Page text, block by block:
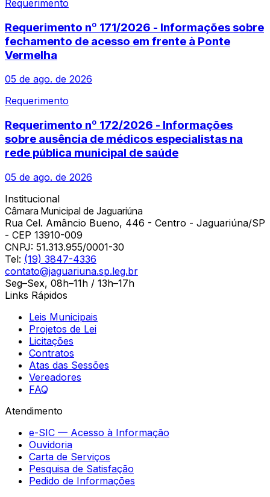
Requerimento
Requerimento nº 171/2026 - Informações sobre
fechamento de acesso em frente à Ponte
Vermelha
05 de ago. de 2026
Requerimento
Requerimento nº 172/2026 - Informações
sobre ausência de médicos especialistas na
rede pública municipal de saúde
05 de ago. de 2026
Institucional
Câmara Municipal de Jaguariúna
Rua Cel. Amâncio Bueno, 446 - Centro - Jaguariúna/SP
- CEP 13910-009
CNPJ: 51.313.955/0001-30
Tel: (19) 3847-4336
contato@jaguariuna.sp.leg.br
Seg–Sex, 08h–11h / 13h–17h
Links Rápidos
Leis Municipais
Projetos de Lei
Licitações
Contratos
Atas das Sessões
Vereadores
FAQ
Atendimento
e-SIC — Acesso à Informação
Ouvidoria
Carta de Serviços
Pesquisa de Satisfação
Pedido de Informações